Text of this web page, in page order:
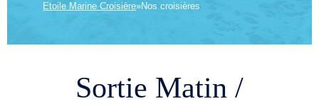
Etoile Marine Croisière»Nos croisières
Sortie Matin /